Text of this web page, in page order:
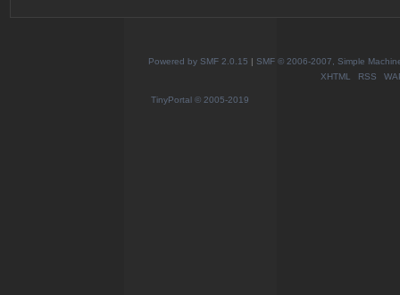
Powered by SMF 2.0.15 | SMF © 2006-2007, Simple
XHTML
RSS
TinyPortal © 2005-2019